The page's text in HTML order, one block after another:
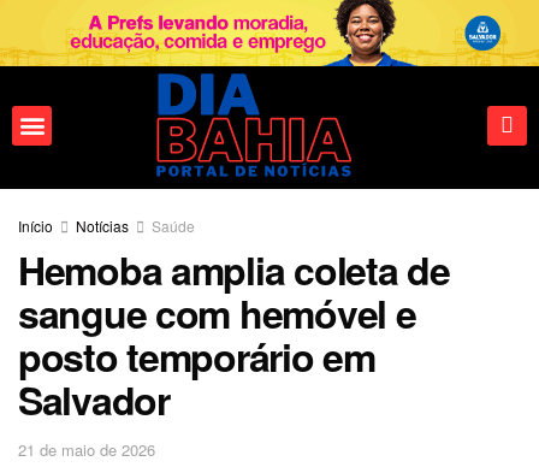
Início Notícias Saúde
Hemoba amplia coleta de
sangue com hemóvel e
posto temporário em
Salvador
21 de maio de 2026